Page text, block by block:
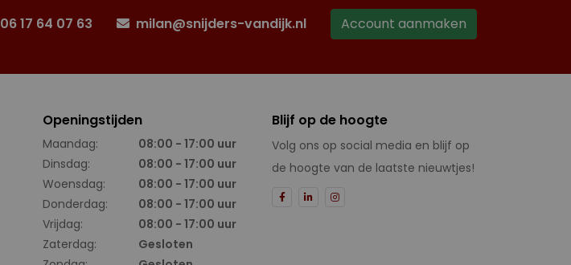
06 17 64 07 63 milan@snijders-vandijk.nl Account aanmaken
Openingstijden
Maandag:
08:00 - 17:00 uur
Dinsdag:
08:00 - 17:00 uur
Woensdag:
08:00 - 17:00 uur
Donderdag:
08:00 - 17:00 uur
Vrijdag:
08:00 - 17:00 uur
Zaterdag:
Gesloten
Blijf op de hoogte
Volg ons op social media en blijf op
de hoogte van de laatste nieuwtjes!